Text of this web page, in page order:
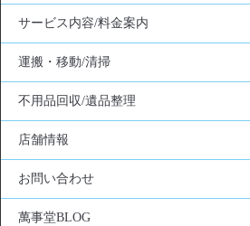
サービス内容/料金案内
運搬・移動/清掃
不用品回収/遺品整理
店舗情報
お問い合わせ
萬事堂BLOG